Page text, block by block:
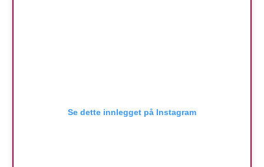
Se dette innlegget på Instagram